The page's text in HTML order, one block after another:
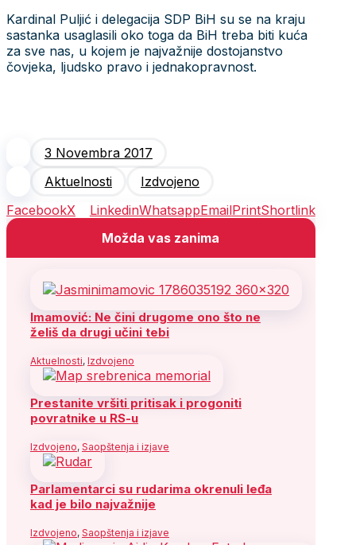
Kardinal Puljić i delegacija SDP BiH su se na kraju
sastanka usaglasili oko toga da BiH treba biti kuća
za sve nas, u kojem je najvažnije dostojanstvo
čovjeka, ljudsko pravo i jednakopravnost.
3 Novembra 2017
Aktuelnosti
Izdvojeno
FacebookX LinkedinWhatsappEmailPrintShortlink
Možda vas zanima
Imamović: Ne čini drugome ono što ne
želiš da drugi učini tebi
Aktuelnosti, Izdvojeno
Prestanite vršiti pritisak i progoniti
povratnike u RS-u
Izdvojeno, Saopštenja i izjave
Parlamentarci su rudarima okrenuli leđa
kad je bilo najvažnije
Izdvojeno, Saopštenja i izjave